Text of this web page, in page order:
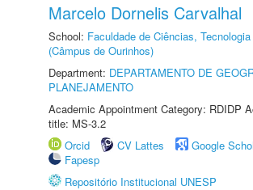
Marcelo Dornelis Carvalhal
School: Faculdade de Ciências,
(Câmpus de Ourinhos)
Department: DEPARTAMENTO DE
PLANEJAMENTO
Academic Appointment Category: RDIDP
title: MS-3.2
Orcid
CV Lattes
Google
Fapesp
Repositório Institucional UNESP